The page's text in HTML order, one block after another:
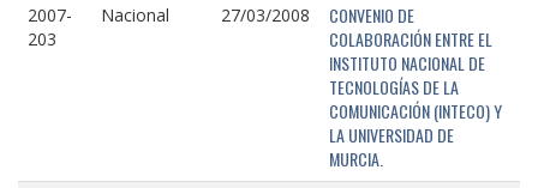
2007-
203
Nacional 27/03/2008
CONVENIO DE
COLABORACIÓN ENTRE EL
INSTITUTO NACIONAL DE
TECNOLOGÍAS DE LA
COMUNICACIÓN (INTECO) Y
LA UNIVERSIDAD DE
MURCIA.